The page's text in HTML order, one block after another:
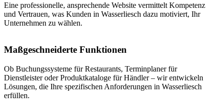
Eine professionelle, ansprechende Website vermittelt Kompetenz
und Vertrauen, was Kunden in Wasserliesch dazu motiviert, Ihr
Unternehmen zu wählen.
Maßgeschneiderte Funktionen
Ob Buchungssysteme für Restaurants, Terminplaner für
Dienstleister oder Produktkataloge für Händler – wir entwickeln
Lösungen, die Ihre spezifischen Anforderungen in Wasserliesch
erfüllen.